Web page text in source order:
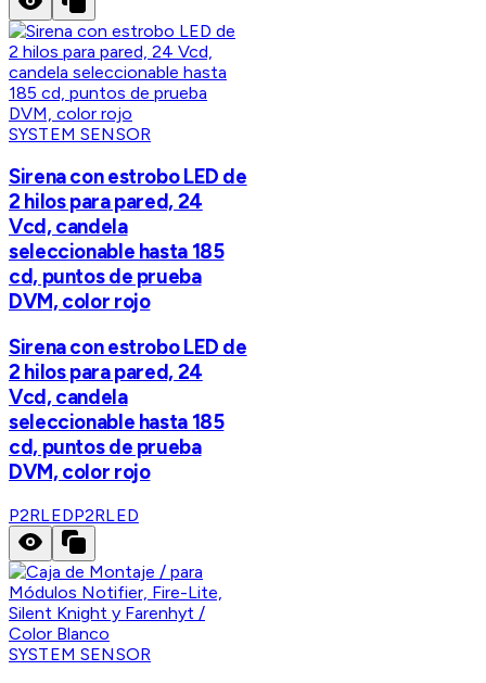
SYSTEM SENSOR
Sirena con estrobo LED de
2 hilos para pared, 24
Vcd, candela
seleccionable hasta 185
cd, puntos de prueba
DVM, color rojo
Sirena con estrobo LED de
2 hilos para pared, 24
Vcd, candela
seleccionable hasta 185
cd, puntos de prueba
DVM, color rojo
P2RLEDP2RLED
SYSTEM SENSOR